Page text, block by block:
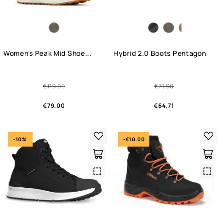
Women's Peak Mid Shoe...
€79.00
€119.00
Hybrid 2.0 Boots Pentagon
€64.71
€71.90
Quick
View
-10% -€10.00